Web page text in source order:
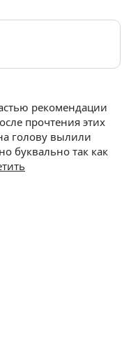
рекомендации
прочтения этих
голову вылили
буквально так как